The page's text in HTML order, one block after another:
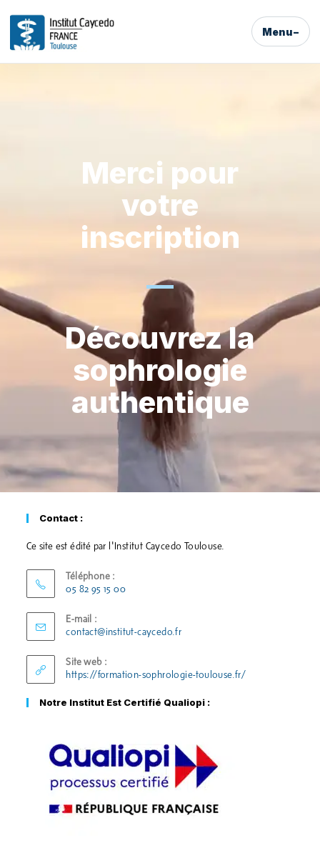
Menu
Merci pour
votre
inscription
Découvrez la
sophrologie
authentique
Contact :
Ce site est édité par l'Institut Caycedo Toulouse.
Téléphone :
05 82 95 15 00
E-mail :
contact@institut-caycedo.fr
Site web :
https://formation-sophrologie-toulouse.fr/
Notre Institut Est Certifié Qualiopi :